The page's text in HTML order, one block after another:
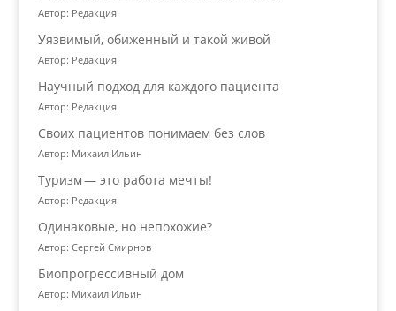
Автор: Редакция
Уязвимый, обиженный и такой живой
Автор: Редакция
Научный подход для каждого пациента
Автор: Редакция
Своих пациентов понимаем без слов
Автор: Михаил Ильин
Туризм — это работа мечты!
Автор: Редакция
Одинаковые, но непохожие?
Автор: Сергей Смирнов
Биопрогрессивный дом
Автор: Михаил Ильин